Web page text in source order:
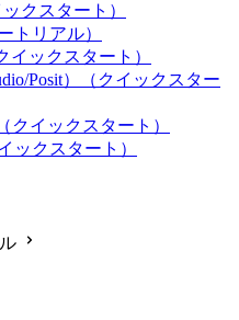
クスタート）
トリアル）
イックスタート）
Posit）（クイックスター
クイックスタート）
ックスタート）